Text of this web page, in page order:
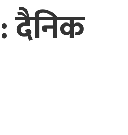
दैनिक